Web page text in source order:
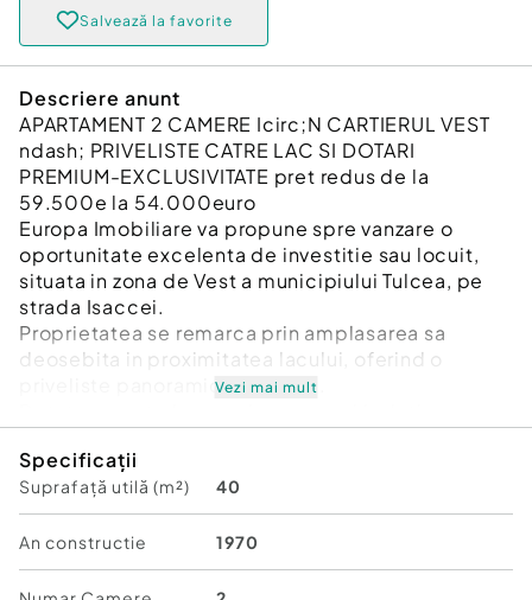
Salvează la favorite
Descriere anunt
APARTAMENT 2 CAMERE Icirc;N CARTIERUL VEST
ndash; PRIVELISTE CATRE LAC SI DOTARI
PREMIUM-EXCLUSIVITATE pret redus de la
59.500e la 54.000euro
Europa Imobiliare va propune spre vanzare o
oportunitate excelenta de investitie sau locuit,
situata in zona de Vest a municipiului Tulcea, pe
strada Isaccei.
Proprietatea se remarca prin amplasarea sa
deosebita in proximitatea lacului, oferind o
priveliste panoramica superba.
apartamentul asigura un confort termic ideal si
costuri minime de intretinere.
Compartimentare si Suprafete
Tip proprietate: Apartament cu 2 camere
Vezi mai mult
Specificații
Suprafață utilă (m²) 40
An constructie 1970